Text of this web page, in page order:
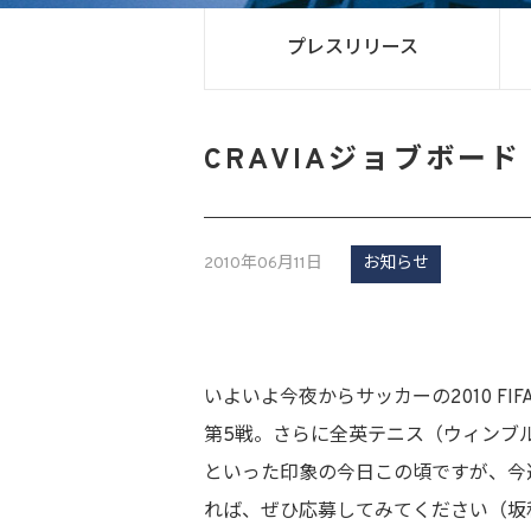
プレスリリース
CRAVIAジョブボー
2010年06月11日 お知らせ
いよいよ今夜からサッカーの2010
第5戦。さらに全英テニス（ウィンブ
といった印象の今日この頃ですが、
れば、ぜひ応募してみてください（